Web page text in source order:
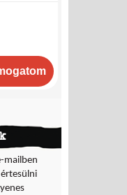
mailben